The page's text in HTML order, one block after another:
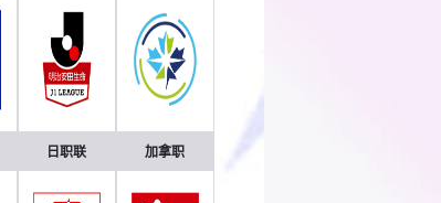
日职联 加拿职